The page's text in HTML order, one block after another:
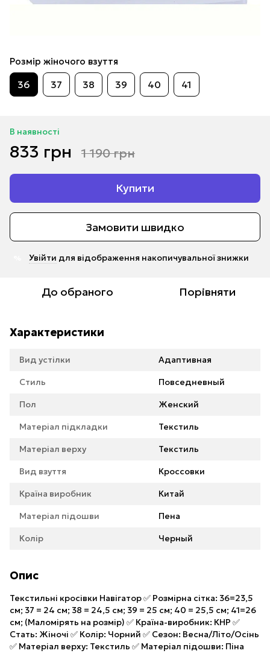
Розмір жіночого взуття
36 37 38 39 40 41
В наявності
833 грн 1 190 грн
Купити
Замовити швидко
Увійти для відображення накопичувальної знижки
До обраного Порівняти
Характеристики
Вид устілки Адаптивная
Стиль Повседневный
Пол Женский
Матеріал підкладки Текстиль
Матеріал верху Текстиль
Вид взуття Кроссовки
Країна виробник Китай
Матеріал підошви Пена
Колір Черный
Опис
Текстильні кросівки Навігатор ✅ Розмірна сітка: 36=23,5
см; 37 = 24 см; 38 = 24,5 см; 39 = 25 см; 40 = 25,5 см; 41=26
см; (Маломірять на розмір) ✅ Країна-виробник: КНР ✅
Стать: Жіночі ✅ Колір: Чорний ✅ Сезон: Весна/Літо/Осінь
✅ Матеріал верху: Текстиль ✅ Матеріал підошви: Піна